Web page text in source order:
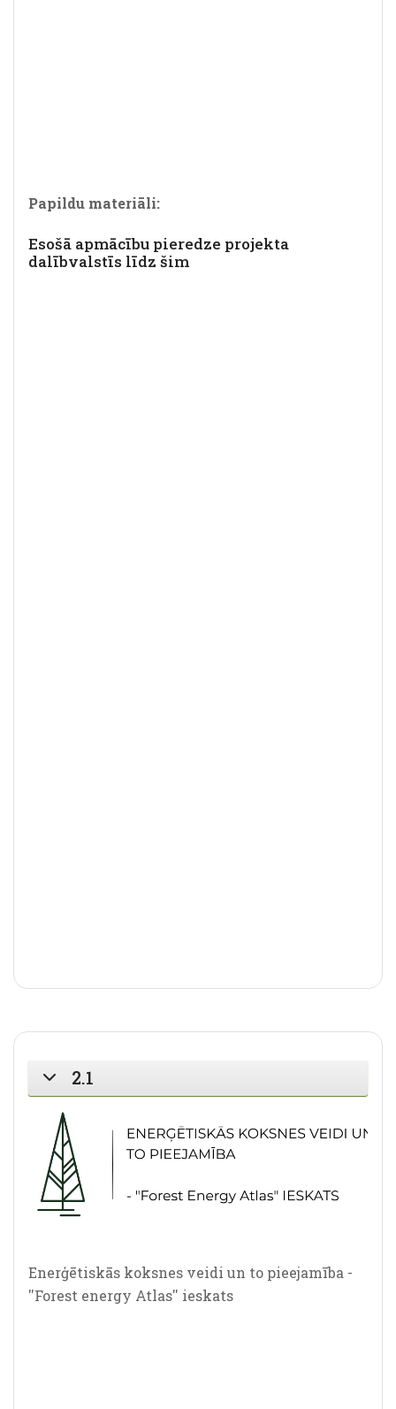
Papildu materiāli:
Esošā apmācību pieredze projekta
dalībvalstīs līdz šim
SAVĒRST
2.1
Enerģētiskās koksnes veidi un to pieejamība -
''Forest energy Atlas'' ieskats